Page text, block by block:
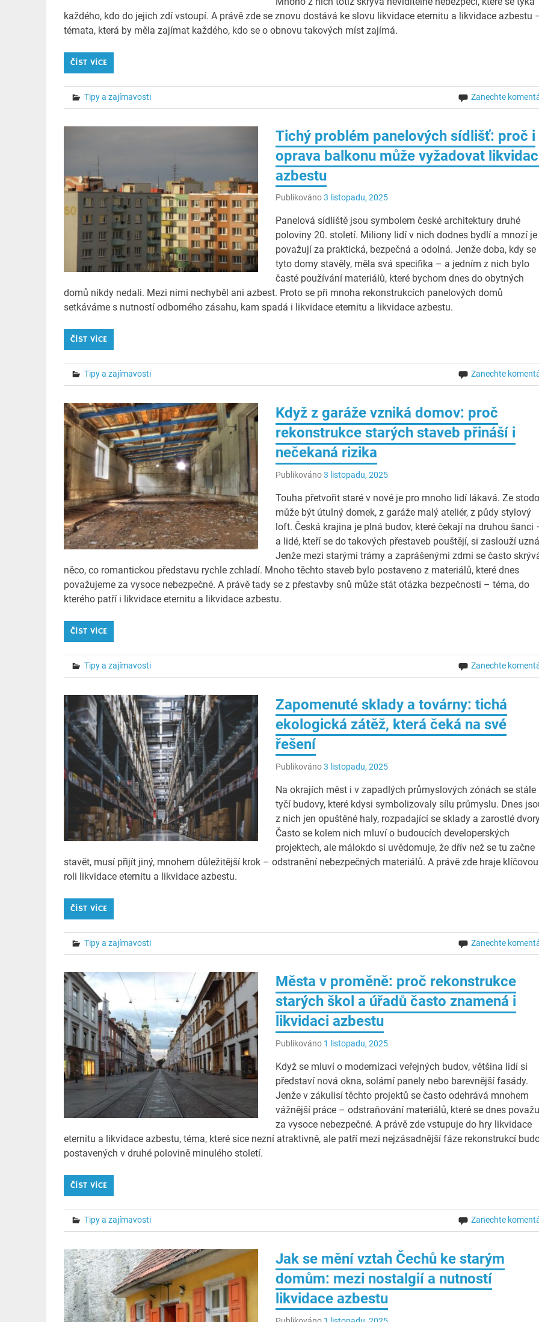
každého, kdo do jejich zdí vstoupí. A právě zde se znovu dostává ke slovu likvidace eternitu a likvidace azbestu
témata, která by měla zajímat každého, kdo se o obnovu takových míst zajímá.
ČÍST VÍCE
Tipy a zajímavosti Zanechte
Tichý problém panelových sídlišť: proč i
oprava balkonu může vyžadovat
azbestu
Publikováno3 listopadu, 2025
Panelová sídliště jsou symbolem české architektury druhé
poloviny 20. století. Miliony lidí v nich dodnes bydlí a mnozí je
považují za praktická, bezpečná a odolná. Jenže doba, kdy se
tyto domy stavěly, měla svá specifika – a jedním z nich bylo
časté používání materiálů, které bychom dnes do obytných
domů nikdy nedali. Mezi nimi nechyběl ani azbest. Proto se při mnoha rekonstrukcích panelových domů
setkáváme s nutností odborného zásahu, kam spadá i likvidace eternitu a likvidace azbestu.
ČÍST VÍCE
Tipy a zajímavosti Zanechte
Když z garáže vzniká domov: proč
rekonstrukce starých staveb přináší i
nečekaná rizika
Publikováno3 listopadu, 2025
Touha přetvořit staré v nové je pro mnoho lidí lákavá. Ze
může být útulný domek, z garáže malý ateliér, z půdy stylový
loft. Česká krajina je plná budov, které čekají na druhou šanci
a lidé, kteří se do takových přestaveb pouštějí, si zaslouží
Jenže mezi starými trámy a zaprášenými zdmi se často
něco, co romantickou představu rychle zchladí. Mnoho těchto staveb bylo postaveno z materiálů, které dnes
považujeme za vysoce nebezpečné. A právě tady se z přestavby snů může stát otázka bezpečnosti – téma, do
kterého patří i likvidace eternitu a likvidace azbestu.
ČÍST VÍCE
Tipy a zajímavosti Zanechte
Zapomenuté sklady a továrny: tichá
ekologická zátěž, která čeká na své
řešení
Publikováno3 listopadu, 2025
Na okrajích měst i v zapadlých průmyslových zónách se stále
tyčí budovy, které kdysi symbolizovaly sílu průmyslu. Dnes
z nich jen opuštěné haly, rozpadající se sklady a zarostlé
Často se kolem nich mluví o budoucích developerských
projektech, ale málokdo si uvědomuje, že dřív než se tu začne
stavět, musí přijít jiný, mnohem důležitější krok – odstranění nebezpečných materiálů. A právě zde hraje klíčovou
roli likvidace eternitu a likvidace azbestu.
ČÍST VÍCE
Tipy a zajímavosti Zanechte
Města v proměně: proč rekonstrukce
starých škol a úřadů často znamená i
likvidaci azbestu
Publikováno 1 listopadu, 2025
Když se mluví o modernizaci veřejných budov, většina lidí si
představí nová okna, solární panely nebo barevnější fasády.
Jenže v zákulisí těchto projektů se často odehrává mnohem
vážnější práce – odstraňování materiálů, které se dnes
za vysoce nebezpečné. A právě zde vstupuje do hry likvidace
eternitu a likvidace azbestu, téma, které sice nezní atraktivně, ale patří mezi nejzásadnější fáze rekonstrukcí
postavených v druhé polovině minulého století.
ČÍST VÍCE
Tipy a zajímavosti Zanechte
Jak se mění vztah Čechů ke starým
domům: mezi nostalgií a nutností
likvidace azbestu
Publikováno 1 listopadu, 2025